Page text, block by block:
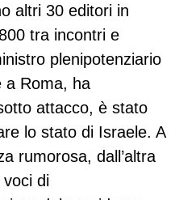
altri 30 editori in
tra incontri e
plenipotenziario
a Roma, ha
attacco, è stato
lo stato di Israele. A
rumorosa, dall’altra
di